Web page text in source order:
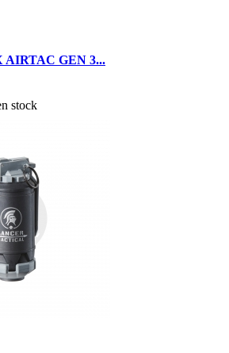
AIRTAC GEN 3...
stock